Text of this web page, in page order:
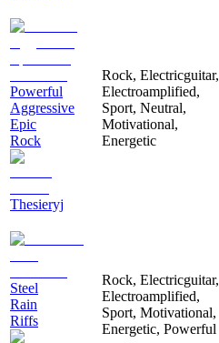
Powerful
Aggressive
Epic
Rock
Thesieryj
Rock, Electricguitar,
Electroamplified,
Sport, Neutral,
Motivational,
Energetic
Steel
Rain
Riffs
Rock, Electricguitar,
Electroamplified,
Sport, Motivational,
Energetic, Powerful